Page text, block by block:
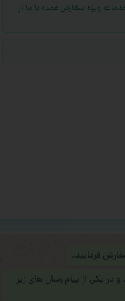
و خدمات ویژه سفارش عمده با ما از
فرمایید.
و در یکی از پیام رسان های زیر